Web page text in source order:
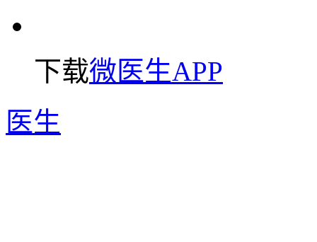
下载微医生APP
医生